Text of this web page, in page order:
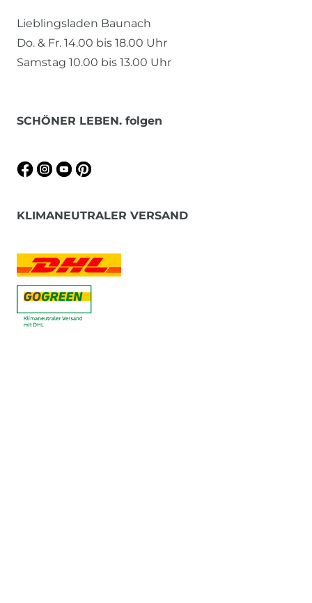
Lieblingsladen Baunach
Do. & Fr. 14.00 bis 18.00 Uhr
Samstag 10.00 bis 13.00 Uhr
SCHÖNER LEBEN. folgen
KLIMANEUTRALER VERSAND